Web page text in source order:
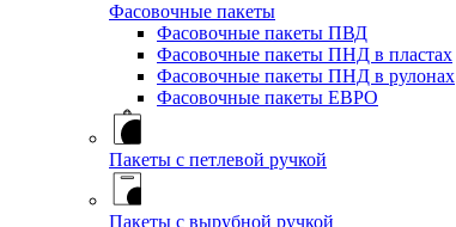
Фасовочные пакеты
Фасовочные пакеты ПВД
Фасовочные пакеты ПНД в пластах
Фасовочные пакеты ПНД в рулонах
Фасовочные пакеты ЕВРО
Пакеты с петлевой ручкой
Пакеты с вырубной ручкой